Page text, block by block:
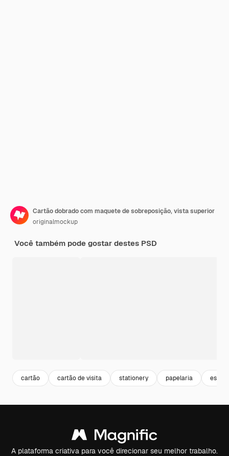
Cartão dobrado com maquete de sobreposição, vista superior
originalmockup
Você também pode gostar destes PSD
cartão cartão de visita stationery papelaria
A plataforma criativa para você direcionar seu melhor trabalho.